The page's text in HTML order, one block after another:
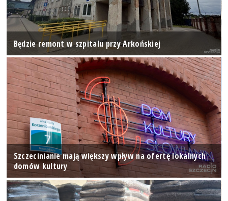
Będzie remont w szpitalu przy Arkońskiej
Szczecinianie mają większy wpływ na ofertę lokalnych
domów kultury